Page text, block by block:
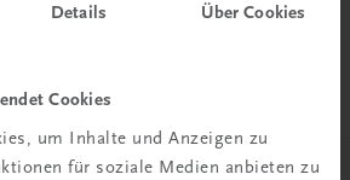
Details Über Cookies
Cookies
um Inhalte und Anzeigen zu
für soziale Medien anbieten zu